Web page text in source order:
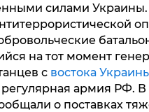
силами
на тот момент
с востока
армия РФ. В
о поставках